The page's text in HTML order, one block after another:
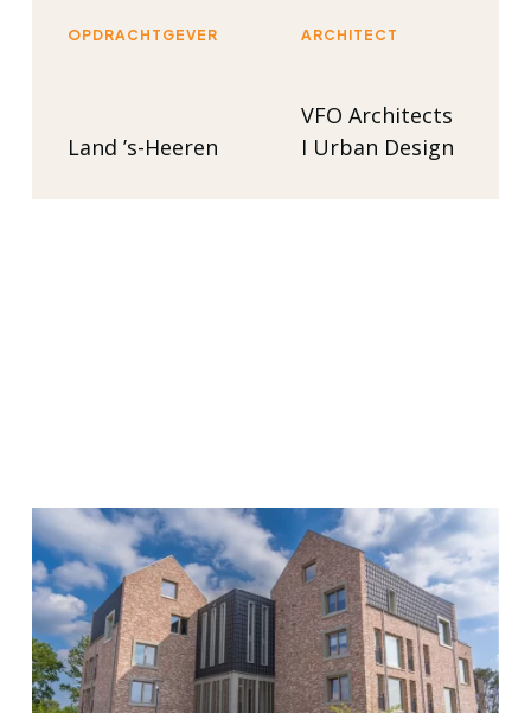
OPDRACHTGEVER
Land ’s-Heeren
ARCHITECT
VFO Architects
I Urban Design